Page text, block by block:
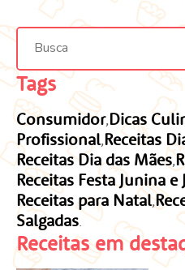
Tags
Consumidor Dicas
Profissional Receitas
Receitas Dia das Mães
Receitas Festa Junina e
Receitas para Natal
Salgadas
Receitas em